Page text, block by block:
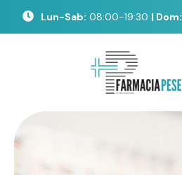
Lun-Sab: 08:00-19:30 | Dom: